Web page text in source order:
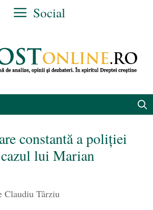
Social
constantă a poliției
lui Marian
Claudiu Târziu